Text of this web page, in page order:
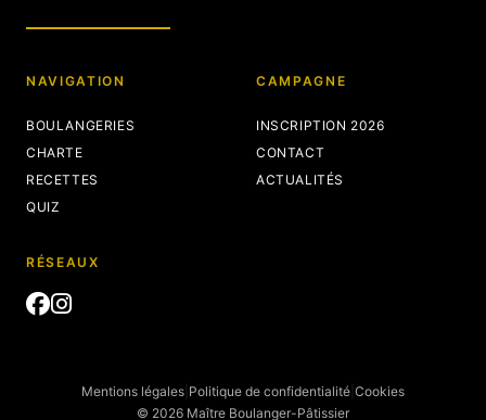
NAVIGATION
BOULANGERIES
CHARTE
RECETTES
QUIZ
CAMPAGNE
INSCRIPTION 2026
CONTACT
ACTUALITÉS
RÉSEAUX
© 2026 Maître Boulanger-Pâtissier
Mentions légales Politique de confidentialité Cookies